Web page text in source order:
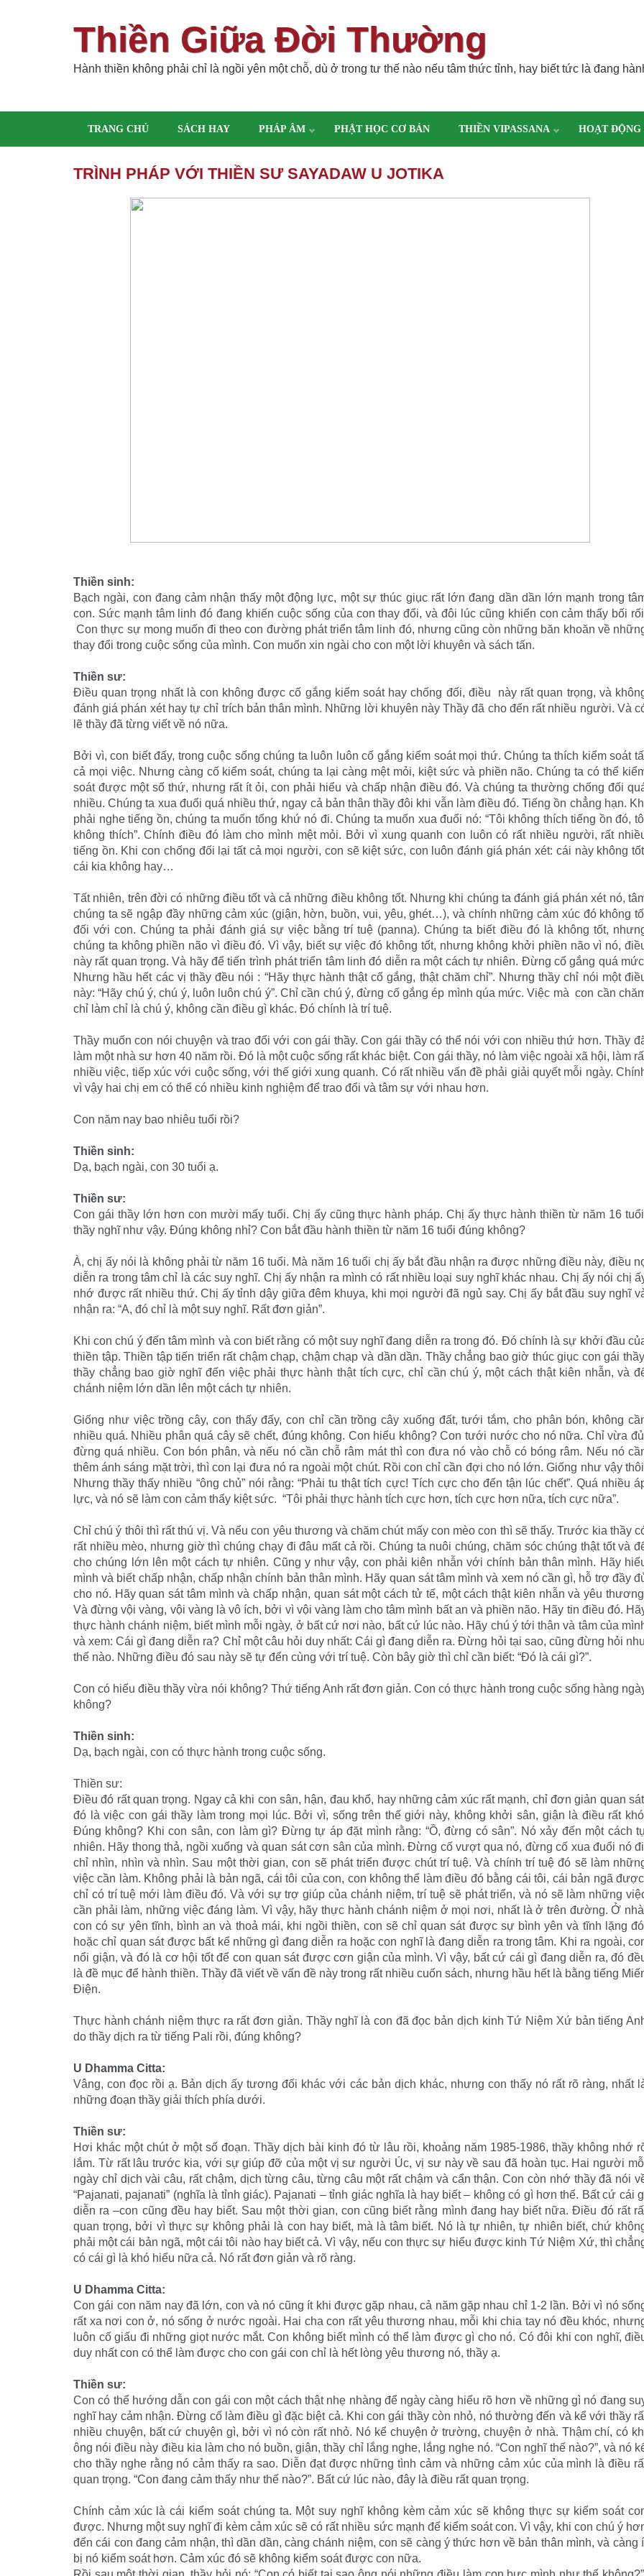
Thiền Giữa Đời Thường
Hành thiền không phải chỉ là ngồi yên một chỗ, dù ở trong tư thế nào nếu tâm thức tỉnh, hay biết tức là đang
TRANG CHỦ SÁCH HAY PHÁP ÂM PHẬT HỌC CƠ BẢN THIỀN VIPASSANA HOẠT ĐỘNG
TRÌNH PHÁP VỚI THIỀN SƯ SAYADAW U JOTIKA
Thiền sinh:
Bạch ngài, con đang cảm nhận thấy một động lực, một sự thúc giục rất lớn đang dần dần lớn mạnh trong
con. Sức mạnh tâm linh đó đang khiến cuộc sống của con thay đổi, và đôi lúc cũng khiến con cảm thấy bối
Con thực sự mong muốn đi theo con đường phát triển tâm linh đó, nhưng cũng còn những băn khoăn về
thay đổi trong cuộc sống của mình. Con muốn xin ngài cho con một lời khuyên và sách tấn.
Thiền sư:
Điều quan trọng nhất là con không được cố gắng kiểm soát hay chống đối, điều này rất quan trọng, và
đánh giá phán xét hay tự chỉ trích bản thân mình. Những lời khuyên này Thầy đã cho đến rất nhiều người. Và
lẽ thầy đã từng viết về nó nữa.
Bởi vì, con biết đấy, trong cuộc sống chúng ta luôn luôn cố gắng kiểm soát mọi thứ. Chúng ta thích kiểm soát
cả mọi việc. Nhưng càng cố kiểm soát, chúng ta lại càng mệt mỏi, kiệt sức và phiền não. Chúng ta có thể
soát được một số thứ, nhưng rất ít ỏi, con phải hiểu và chấp nhận điều đó. Và chúng ta thường chống đối
nhiều. Chúng ta xua đuổi quá nhiều thứ, ngay cả bản thân thầy đôi khi vẫn làm điều đó. Tiếng ồn chẳng hạn.
phải nghe tiếng ồn, chúng ta muốn tống khứ nó đi. Chúng ta muốn xua đuổi nó: “Tôi không thích tiếng ồn đó,
không thích”. Chính điều đó làm cho mình mệt mỏi. Bởi vì xung quanh con luôn có rất nhiều người, rất
tiếng ồn. Khi con chống đối lại tất cả mọi người, con sẽ kiệt sức, con luôn đánh giá phán xét: cái này không
cái kia không hay…
Tất nhiên, trên đời có những điều tốt và cả những điều không tốt. Nhưng khi chúng ta đánh giá phán xét nó,
chúng ta sẽ ngập đầy những cảm xúc (giận, hờn, buồn, vui, yêu, ghét…), và chính những cảm xúc đó không
đối với con. Chúng ta phải đánh giá sự việc bằng trí tuệ (panna). Chúng ta biết điều đó là không tốt,
chúng ta không phiền não vì điều đó. Vì vậy, biết sự việc đó không tốt, nhưng không khởi phiền não vì nó,
này rất quan trọng. Và hãy để tiến trình phát triển tâm linh đó diễn ra một cách tự nhiên. Đừng cố gắng quá
Nhưng hầu hết các vị thầy đều nói : “Hãy thực hành thật cố gắng, thật chăm chỉ”. Nhưng thầy chỉ nói một
này: “Hãy chú ý, chú ý, luôn luôn chú ý”. Chỉ cần chú ý, đừng cố gắng ép mình qúa mức. Việc mà con cần
chỉ làm chỉ là chú ý, không cần điều gì khác. Đó chính là trí tuệ.
Thầy muốn con nói chuyện và trao đổi với con gái thầy. Con gái thầy có thể nói với con nhiều thứ hơn. Thầy
làm một nhà sư hơn 40 năm rồi. Đó là một cuộc sống rất khác biệt. Con gái thầy, nó làm việc ngoài xã hội, làm
nhiều việc, tiếp xúc với cuộc sống, với thế giới xung quanh. Có rất nhiều vấn đề phải giải quyết mỗi ngày.
vì vậy hai chị em có thể có nhiều kinh nghiệm để trao đổi và tâm sự với nhau hơn.
Con năm nay bao nhiêu tuổi rồi?
Thiền sinh:
Dạ, bạch ngài, con 30 tuổi ạ.
Thiền sư:
Con gái thầy lớn hơn con mười mấy tuổi. Chị ấy cũng thực hành pháp. Chị ấy thực hành thiền từ năm 16
thầy nghĩ như vậy. Đúng không nhỉ? Con bắt đầu hành thiền từ năm 16 tuổi đúng không?
À, chị ấy nói là không phải từ năm 16 tuổi. Mà năm 16 tuổi chị ấy bắt đầu nhận ra được những điều này, điều
diễn ra trong tâm chỉ là các suy nghĩ. Chị ấy nhận ra mình có rất nhiều loại suy nghĩ khác nhau. Chị ấy nói chị
nhớ được rất nhiều thứ. Chị ấy tỉnh dậy giữa đêm khuya, khi mọi người đã ngủ say. Chị ấy bắt đầu suy nghĩ
nhận ra: “A, đó chỉ là một suy nghĩ. Rất đơn giản”.
Khi con chú ý đến tâm mình và con biết rằng có một suy nghĩ đang diễn ra trong đó. Đó chính là sự khởi đầu
thiền tập. Thiền tập tiến triển rất chậm chạp, chậm chạp và dần dần. Thầy chẳng bao giờ thúc giục con gái
thầy chẳng bao giờ nghĩ đến việc phải thực hành thật tích cực, chỉ cần chú ý, một cách thật kiên nhẫn, và
chánh niệm lớn dần lên một cách tự nhiên.
Giống như việc trồng cây, con thấy đấy, con chỉ cần trồng cây xuống đất, tưới tắm, cho phân bón, không
nhiều quá. Nhiều phân quá cây sẽ chết, đúng không. Con hiểu không? Con tưới nước cho nó nữa. Chỉ vừa
đừng quá nhiều. Con bón phân, và nếu nó cần chỗ râm mát thì con đưa nó vào chỗ có bóng râm. Nếu nó
thêm ánh sáng mặt trời, thì con lại đưa nó ra ngoài một chút. Rồi con chỉ cần đợi cho nó lớn. Giống như vậy
Nhưng thầy thấy nhiều “ông chủ” nói rằng: “Phải tu thật tích cực! Tích cực cho đến tận lúc chết”. Quá nhiều
lực, và nó sẽ làm con cảm thấy kiệt sức. “Tôi phải thực hành tích cực hơn, tích cực hơn nữa, tích cực nữa”.
Chỉ chú ý thôi thì rất thú vị. Và nếu con yêu thương và chăm chút mấy con mèo con thì sẽ thấy. Trước kia thầy
rất nhiều mèo, nhưng giờ thì chúng chạy đi đâu mất cả rồi. Chúng ta nuôi chúng, chăm sóc chúng thật tốt và
cho chúng lớn lên một cách tự nhiên. Cũng y như vậy, con phải kiên nhẫn với chính bản thân mình. Hãy
mình và biết chấp nhận, chấp nhận chính bản thân mình. Hãy quan sát tâm mình và xem nó cần gì, hỗ trợ đầy
cho nó. Hãy quan sát tâm mình và chấp nhận, quan sát một cách tử tế, một cách thật kiên nhẫn và yêu
Và đừng vội vàng, vội vàng là vô ích, bởi vì vội vàng làm cho tâm mình bất an và phiền não. Hãy tin điều đó.
thực hành chánh niệm, biết mình mỗi ngày, ở bất cứ nơi nào, bất cứ lúc nào. Hãy chú ý tới thân và tâm của
và xem: Cái gì đang diễn ra? Chỉ một câu hỏi duy nhất: Cái gì đang diễn ra. Đừng hỏi tại sao, cũng đừng hỏi
thế nào. Những điều đó sau này sẽ tự đến cùng với trí tuệ. Còn bây giờ thì chỉ cần biết: “Đó là cái gì?”.
Con có hiểu điều thầy vừa nói không? Thứ tiếng Anh rất đơn giản. Con có thực hành trong cuộc sống hàng
không?
Thiền sinh:
Dạ, bạch ngài, con có thực hành trong cuộc sống.
Thiền sư:
Điều đó rất quan trọng. Ngay cả khi con sân, hận, đau khổ, hay những cảm xúc rất mạnh, chỉ đơn giản quan
đó là việc con gái thầy làm trong mọi lúc. Bởi vì, sống trên thế giới này, không khởi sân, giận là điều rất
Đúng không? Khi con sân, con làm gì? Đừng tự áp đặt mình rằng: “Ồ, đừng có sân”. Nó xảy đến một cách
nhiên. Hãy thong thả, ngồi xuống và quan sát cơn sân của mình. Đừng cố vượt qua nó, đừng cố xua đuổi nó
chỉ nhìn, nhìn và nhìn. Sau một thời gian, con sẽ phát triển được chút trí tuệ. Và chính trí tuệ đó sẽ làm
việc cần làm. Không phải là bản ngã, cái tôi của con, con không thể làm điều đó bằng cái tôi, cái bản ngã
chỉ có trí tuệ mới làm điều đó. Và với sự trợ giúp của chánh niệm, trí tuệ sẽ phát triển, và nó sẽ làm những
cần phải làm, những việc đáng làm. Vì vậy, hãy thực hành chánh niệm ở mọi nơi, nhất là ở trên đường. Ở
con có sự yên tĩnh, bình an và thoả mái, khi ngồi thiền, con sẽ chỉ quan sát được sự bình yên và tĩnh lặng
hoặc chỉ quan sát được bất kể những gì đang diễn ra hoặc con nghĩ là đang diễn ra trong tâm. Khi ra ngoài,
nổi giận, và đó là cơ hội tốt để con quan sát được cơn giận của mình. Vì vậy, bất cứ cái gì đang diễn ra, đó
là đề mục để hành thiền. Thầy đã viết về vấn đề này trong rất nhiều cuốn sách, nhưng hầu hết là bằng tiếng
Điện.
Thực hành chánh niệm thực ra rất đơn giản. Thầy nghĩ là con đã đọc bản dịch kinh Tứ Niệm Xứ bản tiếng
do thầy dịch ra từ tiếng Pali rồi, đúng không?
U Dhamma Citta:
Vâng, con đọc rồi ạ. Bản dịch ấy tương đối khác với các bản dịch khác, nhưng con thấy nó rất rõ ràng, nhất
những đoạn thầy giải thích phía dưới.
Thiền sư:
Hơi khác một chút ở một số đoạn. Thầy dịch bài kinh đó từ lâu rồi, khoảng năm 1985-1986, thầy không nhớ
lắm. Từ rất lâu trước kia, với sự giúp đỡ của một vị sư người Úc, vị sư này về sau đã hoàn tục. Hai người
ngày chỉ dịch vài câu, rất chậm, dịch từng câu, từng câu một rất chậm và cẩn thận. Con còn nhớ thầy đã nói
“Pajanati, pajanati” (nghĩa là tỉnh giác). Pajanati – tỉnh giác nghĩa là hay biết – không có gì hơn thế. Bất cứ cái
diễn ra –con cũng đều hay biết. Sau một thời gian, con cũng biết rằng mình đang hay biết nữa. Điều đó rất
quan trọng, bởi vì thực sự không phải là con hay biết, mà là tâm biết. Nó là tự nhiên, tự nhiên biết, chứ
phải một cái bản ngã, một cái tôi nào hay biết cả. Vì vậy, nếu con thực sự hiểu được kinh Tứ Niệm Xứ, thì
có cái gì là khó hiểu nữa cả. Nó rất đơn giản và rõ ràng.
U Dhamma Citta:
Con gái con năm nay đã lớn, con và nó cũng ít khi được gặp nhau, cả năm gặp nhau chỉ 1-2 lần. Bởi vì nó
rất xa nơi con ở, nó sống ở nước ngoài. Hai cha con rất yêu thương nhau, mỗi khi chia tay nó đều khóc,
luôn cố giấu đi những giọt nước mắt. Con không biết mình có thể làm được gì cho nó. Có đôi khi con nghĩ,
duy nhất con có thể làm được cho con gái con chỉ là hết lòng yêu thương nó, thầy ạ.
Thiền sư:
Con có thể hướng dẫn con gái con một cách thật nhẹ nhàng để ngày càng hiểu rõ hơn về những gì nó đang
nghĩ hay cảm nhận. Đừng cố làm điều gì đặc biệt cả. Khi con gái thầy còn nhỏ, nó thường đến và kể với thầy
nhiều chuyện, bất cứ chuyện gì, bởi vì nó còn rất nhỏ. Nó kể chuyện ở trường, chuyện ở nhà. Thậm chí, có
ông nói điều này điều kia làm cho nó buồn, giận, thầy chỉ lắng nghe, lắng nghe nó. “Con nghĩ thế nào?”, và nó
cho thầy nghe rằng nó cảm thấy ra sao. Diễn đạt được những tình cảm và những cảm xúc của mình là điều
quan trọng. “Con đang cảm thấy như thế nào?”. Bất cứ lúc nào, đây là điều rất quan trọng.
Chính cảm xúc là cái kiểm soát chúng ta. Một suy nghĩ không kèm cảm xúc sẽ không thực sự kiểm soát
được. Nhưng một suy nghĩ đi kèm cảm xúc sẽ có rất nhiều sức mạnh để kiểm soát con. Vì vậy, khi con chú ý
đến cái con đang cảm nhận, thì dần dần, càng chánh niệm, con sẽ càng ý thức hơn về bản thân mình, và càng
bị nó kiểm soát hơn. Cảm xúc đó sẽ không kiểm soát được con nữa.